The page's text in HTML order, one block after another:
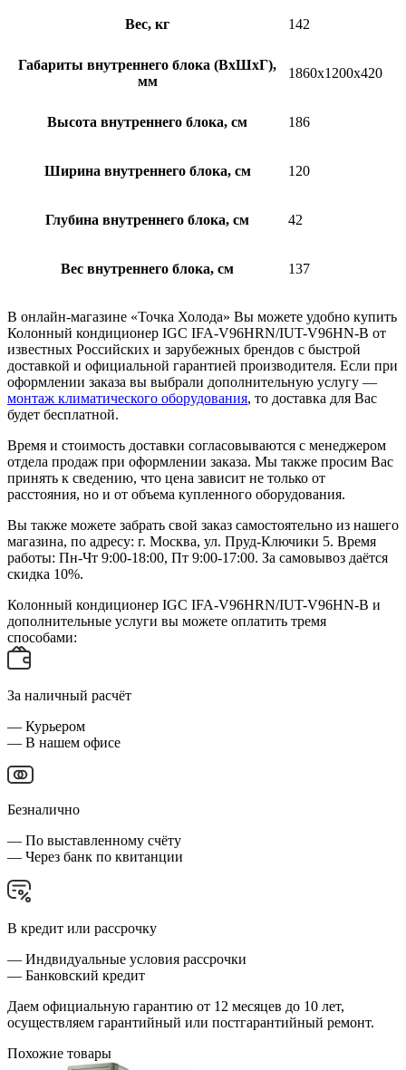
Вес, кг 142
Габариты внутреннего блока (ВхШхГ),
мм
1860x1200x420
Высота внутреннего блока, см 186
Ширина внутреннего блока, см 120
Глубина внутреннего блока, см 42
Вес внутреннего блока, см 137
В онлайн-магазине «Точка Холода» Вы можете удобно купить
Колонный кондиционер IGC IFA-V96HRN/IUT-V96HN-B от
известных Российских и зарубежных брендов с быстрой
доставкой и официальной гарантией производителя. Если при
оформлении заказа вы выбрали дополнительную услугу —
монтаж климатического оборудования, то доставка для Вас
будет бесплатной.
Время и стоимость доставки согласовываются с менеджером
отдела продаж при оформлении заказа. Мы также просим Вас
принять к сведению, что цена зависит не только от
расстояния, но и от объема купленного оборудования.
Вы также можете забрать свой заказ самостоятельно из нашего
магазина, по адресу: г. Москва, ул. Пруд-Ключики 5. Время
работы: Пн-Чт 9:00-18:00, Пт 9:00-17:00. За самовывоз даётся
скидка 10%.
Колонный кондиционер IGC IFA-V96HRN/IUT-V96HN-B и
дополнительные услуги вы можете оплатить тремя
способами:
За наличный расчёт
— Курьером
— В нашем офисе
Безналично
— По выставленному счёту
— Через банк по квитанции
В кредит или рассрочку
— Индвидуальные условия рассрочки
— Банковский кредит
Даем официальную гарантию от 12 месяцев до 10 лет,
осуществляем гарантийный или постгарантийный ремонт.
Похожие товары